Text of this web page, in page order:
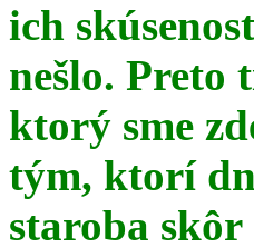
ich
nešlo. Preto
ktorý sme
tým, ktorí
staroba skôr